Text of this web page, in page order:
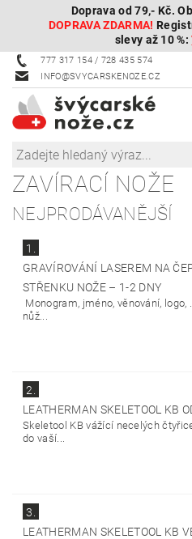
Doprava od 79,- Kč.
DOPRAVA ZDARMA!
slevy až 10 %:
777 317 154 / 728 435 574
INFO@SVYCARSKENOZE.CZ
ZAVÍRACÍ NOŽE
NEJPRODÁVANĚJŠÍ
1.
GRAVÍROVÁNÍ LASEREM NA
STŘENKU NOŽE – 1-2 DNY
Monogram, jméno, věnování,
nůž...
2.
LEATHERMAN SKELETOOL KB
Skeletool KB vážící necelých
do vaší...
3.
LEATHERMAN SKELETOOL KB